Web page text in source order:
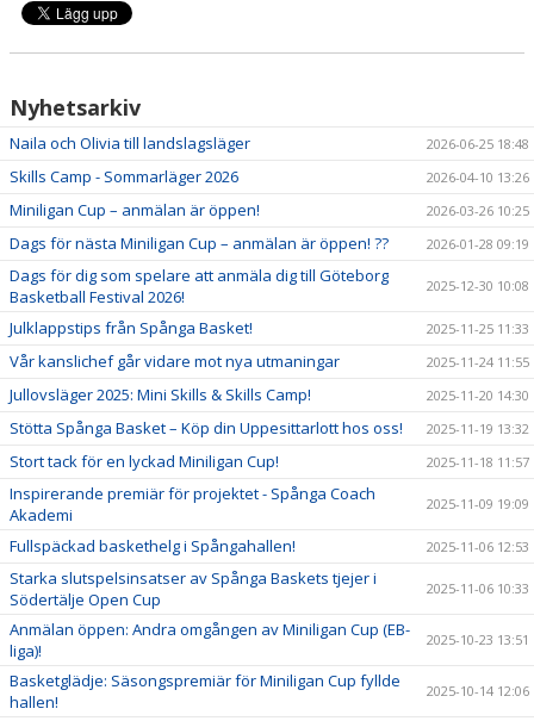
Nyhetsarkiv
Naila och Olivia till landslagsläger 2026-06-25 18:48
Skills Camp - Sommarläger 2026 2026-04-10 13:26
Miniligan Cup – anmälan är öppen! 2026-03-26 10:25
Dags för nästa Miniligan Cup – anmälan är öppen! ?? 2026-01-28 09:19
Dags för dig som spelare att anmäla dig till Göteborg
Basketball Festival 2026!
2025-12-30 10:08
Julklappstips från Spånga Basket! 2025-11-25 11:33
Vår kanslichef går vidare mot nya utmaningar 2025-11-24 11:55
Jullovsläger 2025: Mini Skills & Skills Camp! 2025-11-20 14:30
Stötta Spånga Basket – Köp din Uppesittarlott hos oss! 2025-11-19 13:32
Stort tack för en lyckad Miniligan Cup! 2025-11-18 11:57
Inspirerande premiär för projektet - Spånga Coach
Akademi
2025-11-09 19:09
Fullspäckad baskethelg i Spångahallen! 2025-11-06 12:53
Starka slutspelsinsatser av Spånga Baskets tjejer i
Södertälje Open Cup
2025-11-06 10:33
Anmälan öppen: Andra omgången av Miniligan Cup (EB-
liga)!
2025-10-23 13:51
Basketglädje: Säsongspremiär för Miniligan Cup fyllde
hallen!
2025-10-14 12:06